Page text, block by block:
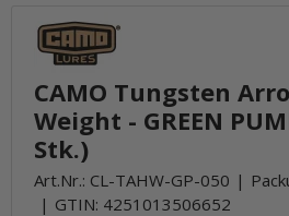
CAMO Tungsten
Weight - GREEN
Stk.)
Art.Nr.: CL-TAHW-GP-050
GTIN: 4251013506652